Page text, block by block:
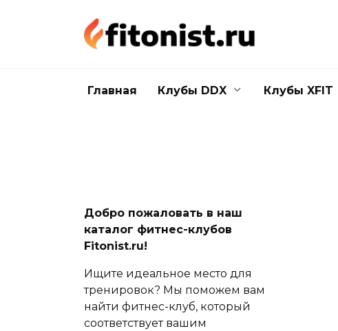
Главная Клубы DDX Клубы XFIT
Добро пожаловать в наш
каталог фитнес-клубов
Fitonist.ru!
Ищите идеальное место для
тренировок? Мы поможем вам
найти фитнес-клуб, который
соответствует вашим